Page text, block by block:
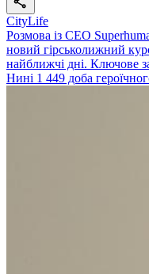
CityLife
Розмова із СЕО
новий гірськолижний
найближчі дні. Ключове
Нині 1 449 доба